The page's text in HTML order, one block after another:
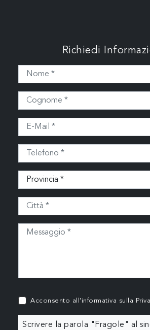
Richiedi
Acconsento all'informativa sulla
Scrivere la parola "Fragole" al